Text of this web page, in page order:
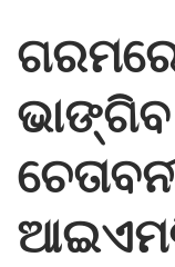
ଭାଙ୍ଗିବ